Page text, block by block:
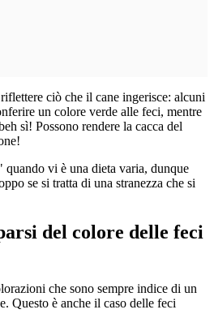
ciò che il cane ingerisce: alcuni
un colore verde alle feci, mentre
sì! Possono rendere la cacca del
vi è una dieta varia, dunque
se si tratta di una stranezza che si
del colore delle feci
che sono sempre indice di un
Questo è anche il caso delle feci